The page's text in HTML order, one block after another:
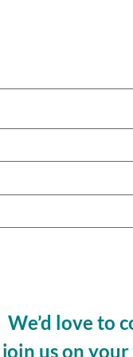
We’d love to
join us on